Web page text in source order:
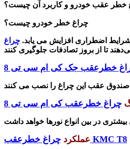
خطر عقب خودرو و کاربرد آن چیست؟
چراغ خطر خودرو چیست؟
اضطراری افزایش می یابد. چراغ
خطرعقب جک کی ام سی تی 8
عملکرد چراغ خطرعقب KMC T8